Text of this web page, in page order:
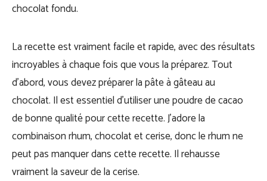
chocolat fondu.
La recette est vraiment facile et rapide, avec des résultats
incroyables à chaque fois que vous la préparez. Tout
d’abord, vous devez préparer la pâte à gâteau au
chocolat. Il est essentiel d’utiliser une poudre de cacao
de bonne qualité pour cette recette. J’adore la
combinaison rhum, chocolat et cerise, donc le rhum ne
peut pas manquer dans cette recette. Il rehausse
vraiment la saveur de la cerise.